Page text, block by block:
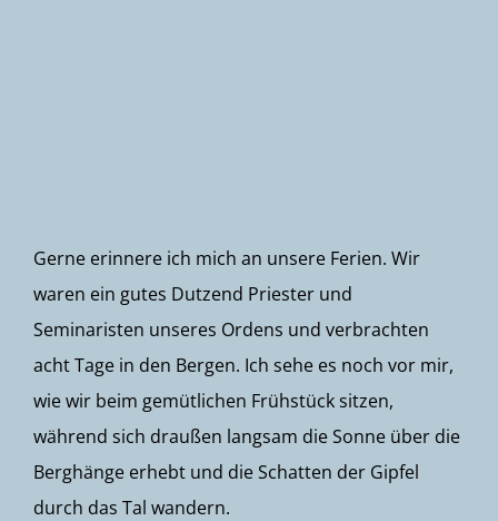
Gerne erinnere ich mich an unsere Ferien. Wir
waren ein gutes Dutzend Priester und
Seminaristen unseres Ordens und verbrachten
acht Tage in den Bergen. Ich sehe es noch vor mir,
wie wir beim gemütlichen Frühstück sitzen,
während sich draußen langsam die Sonne über die
Berghänge erhebt und die Schatten der Gipfel
durch das Tal wandern.